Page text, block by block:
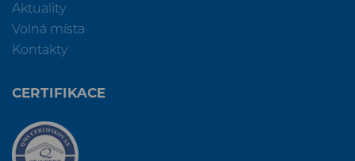
Aktuality
Volná místa
Kontakty
CERTIFIKACE